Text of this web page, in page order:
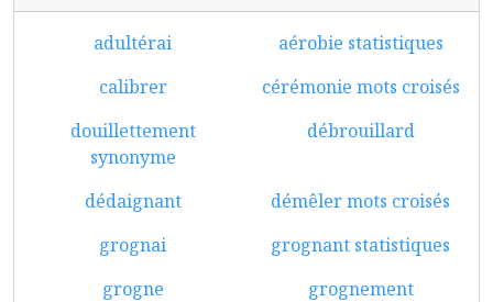
adultérai
aérobie statistiques
calibrer
cérémonie mots croisés
douillettement
synonyme
débrouillard
dédaignant
démêler mots croisés
grognai
grognant statistiques
grogne
grognement